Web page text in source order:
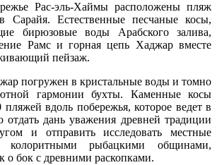
Рас-эль-Хаймы расположены пляж
Сарайя. Естественные песчаные косы,
бирюзовые воды Арабского залива,
Рамс и горная цепь Хаджар вместе
пейзаж.
погружен в кристальные воды и томно
гармонии бухты. Каменные косы
пляжей вдоль побережья, которое ведет в
дань уважения древней традиции
и отправить исследовать местные
рыбацкими общинами,
бок с древними раскопками.